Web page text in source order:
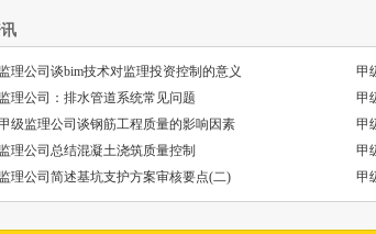
理公司谈bim技术对监理投资控制的意义
甲
理公司：排水管道系统常见问题
甲
级监理公司谈钢筋工程质量的影响因素
甲
理公司总结混凝土浇筑质量控制
甲
理公司简述基坑支护方案审核要点(二)
甲